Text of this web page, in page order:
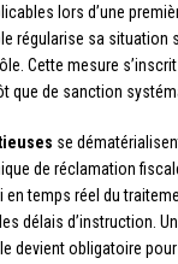
lors d’une
régularise sa situation
Cette mesure
que de sanction
se
de réclamation
en temps réel du
délais d’instruction.
devient obligatoire